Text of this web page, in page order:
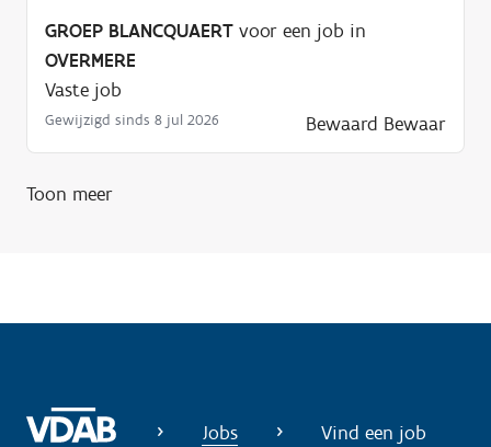
GROEP BLANCQUAERT voor een job in
OVERMERE
Vaste job
Gewijzigd sinds 8 jul 2026 Bewaard Bewaar
Toon meer
Jobs Vind een job